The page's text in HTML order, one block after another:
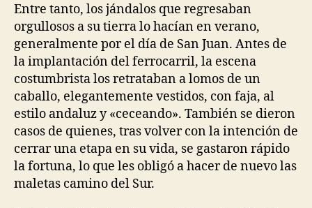
Entre tanto, los jándalos que regresaban
orgullosos a su tierra lo hacían en verano,
generalmente por el día de San Juan. Antes de
la implantación del ferrocarril, la escena
costumbrista los retrataban a lomos de un
caballo, elegantemente vestidos, con faja, al
estilo andaluz y «ceceando». También se dieron
casos de quienes, tras volver con la intención de
cerrar una etapa en su vida, se gastaron rápido
la fortuna, lo que les obligó a hacer de nuevo las
maletas camino del Sur.